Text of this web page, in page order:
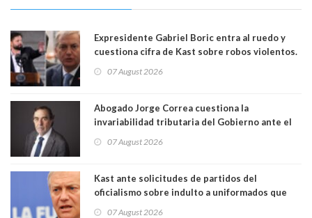
Expresidente Gabriel Boric entra al ruedo y
cuestiona cifra de Kast sobre robos violentos.
07 August 2026
Abogado Jorge Correa cuestiona la
invariabilidad tributaria del Gobierno ante el
democracia” y "defendemos la alternancia en el
07 August 2026
Kast ante solicitudes de partidos del
oficialismo sobre indulto a uniformados que
07 August 2026